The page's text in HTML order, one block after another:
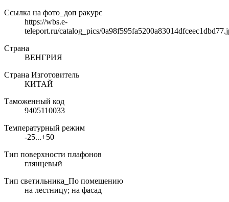
Ссылка на фото_доп ракурс
https://wbs.e-
teleport.ru/catalog_pics/
Страна
ВЕНГРИЯ
Страна Изготовитель
КИТАЙ
Таможенный код
9405110033
Температурный режим
-25...+50
Тип поверхности плафонов
глянцевый
Тип светильника_По помещению
на лестницу; на фасад